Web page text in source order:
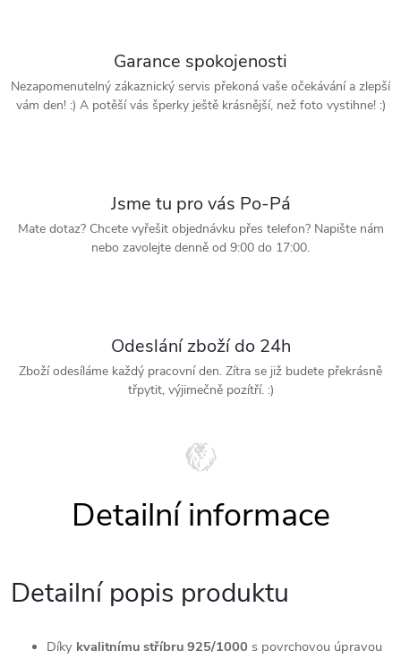
Garance spokojenosti
Nezapomenutelný zákaznický servis překoná vaše očekávání a zlepší
vám den! :) A potěší vás šperky ještě krásnější, než foto vystihne! :)
Jsme tu pro vás Po-Pá
Mate dotaz? Chcete vyřešit objednávku přes telefon? Napište nám
nebo zavolejte denně od 9:00 do 17:00.
Odeslání zboží do 24h
Zboží odesíláme každý pracovní den. Zítra se již budete překrásně
třpytit, výjimečně pozítří. :)
Detailní popis produktu
Díky kvalitnímu stříbru 925/1000 s povrchovou úpravou